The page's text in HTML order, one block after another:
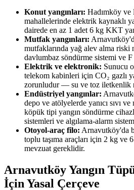
Konut yangınları: Hadımköy
mahallelerinde elektrik kaynaklı
dairede en az 1 adet 6 kg KKT
Mutfak yangınları:
mutfaklarında yağ alev alma
davlumbaz söndürme sistemi ve F
Elektrik ve elektronik: Sunucu
telekom kabinleri için CO₂ gazlı
zorunludur — su ve toz iletkenlik
Endüstriyel yangınlar:
depo ve atölyelerde yanıcı sıvı
köpük tipi yangın söndürme
sistemleri ve algılama-alarm
Otoyol-araç filo: Arnavutköy'da
toplu taşıma araçları için 2 kg ve
mevzuat gereklidir.
Arnavutköy Yangın
İçin Yasal Çerçeve